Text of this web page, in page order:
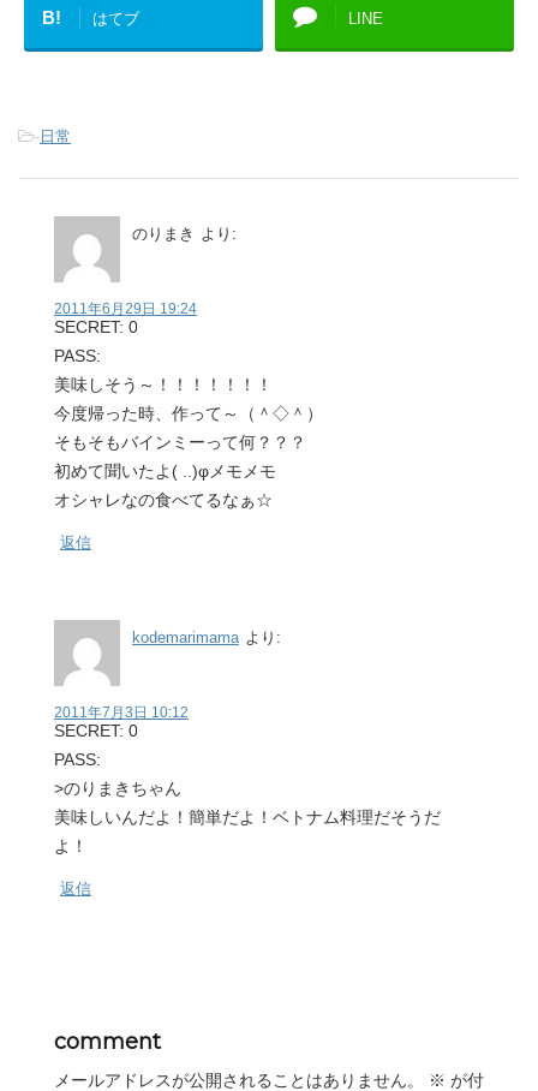
B! はてブ LINE
-日常
のりまき より:
2011年6月29日 19:24
SECRET: 0
PASS:
美味しそう～！！！！！！！
今度帰った時、作って～（＾◇＾）
そもそもバインミーって何？？？
初めて聞いたよ( ..)φメモメモ
オシャレなの食べてるなぁ☆
返信
kodemarimama より:
2011年7月3日 10:12
SECRET: 0
PASS:
>のりまきちゃん
美味しいんだよ！簡単だよ！ベトナム料理だそうだ
よ！
返信
comment
メールアドレスが公開されることはありません。 ※ が付